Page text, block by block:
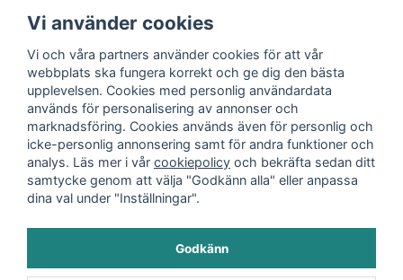
Vi använder cookies
Vi och våra partners använder cookies för att vår
webbplats ska fungera korrekt och ge dig den bästa
upplevelsen. Cookies med personlig användardata
används för personalisering av annonser och
marknadsföring. Cookies används även för personlig och
icke-personlig annonsering samt för andra funktioner och
analys. Läs mer i vår cookiepolicy och bekräfta sedan ditt
samtycke genom att välja "Godkänn alla" eller anpassa
dina val under "Inställningar".
Godkänn